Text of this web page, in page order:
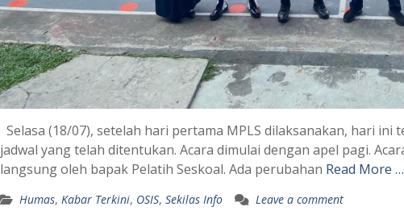
Selasa (18/07), setelah hari pertama MPLS dilaksanakan, hari ini
jadwal yang telah ditentukan. Acara dimulai dengan apel pagi.
langsung oleh bapak Pelatih Seskoal. Ada perubahan Read More …
Humas, Kabar Terkini, OSIS, Sekilas Info Leave a comment